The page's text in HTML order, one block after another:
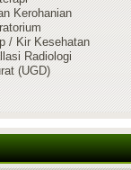
Kerohanian
/ Kir Kesehatan
Radiologi
(UGD)